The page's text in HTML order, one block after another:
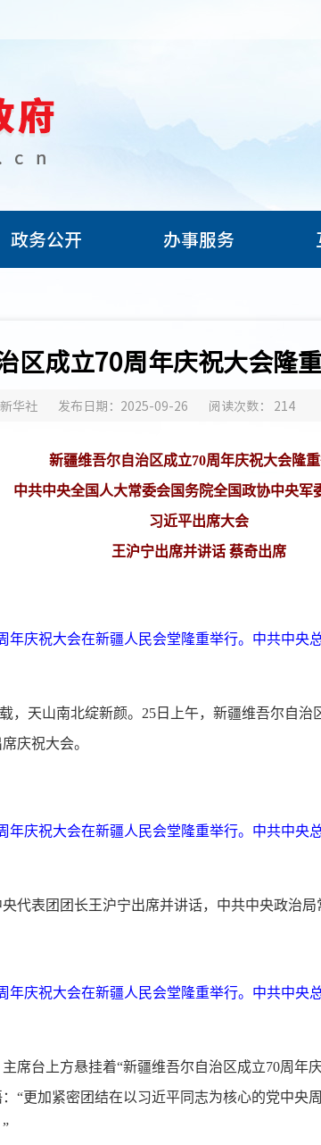
政务公开 办事服务
区成立70周年庆祝大会隆
华社 发布日期：2025-09-26 阅读次数： 214
新疆维吾尔自治区成立70周年庆祝大会隆
中共中央全国人大常委会国务院全国政协中央军
习近平出席大会
王沪宁出席并讲话 蔡奇出席
年庆祝大会在新疆人民会堂隆重举行。中共中
，天山南北绽新颜。25日上午，新疆维吾尔自
庆祝大会。
年庆祝大会在新疆人民会堂隆重举行。中共中
代表团团长王沪宁出席并讲话，中共中央政治局
年庆祝大会在新疆人民会堂隆重举行。中共中
席台上方悬挂着“新疆维吾尔自治区成立70周年
“更加紧密团结在以习近平同志为核心的党中央